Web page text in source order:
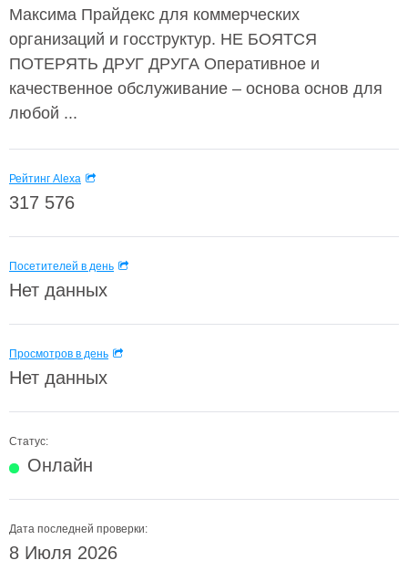
Максима Прайдекс для коммерческих
организаций и госструктур. НЕ БОЯТСЯ
ПОТЕРЯТЬ ДРУГ ДРУГА Оперативное и
качественное обслуживание – основа основ для
любой ...
Рейтинг Alexa
317 576
Посетителей в день
Нет данных
Просмотров в день
Нет данных
Статус:
Онлайн
Дата последней проверки:
8 Июля 2026